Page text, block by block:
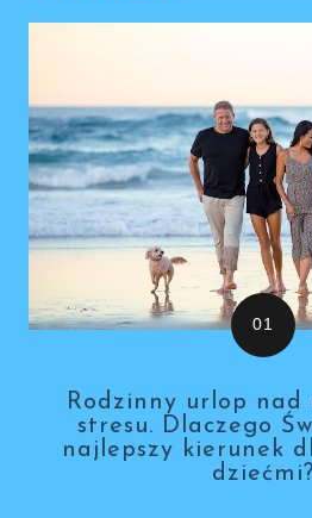
Rodzinny urlop nad
stresu. Dlaczego
najlepszy kierunek
dziećmi?